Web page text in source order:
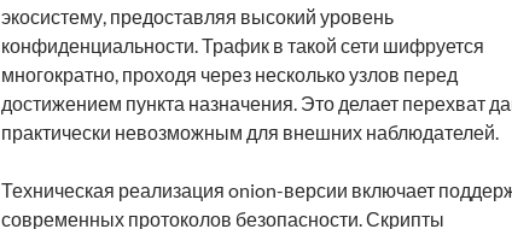
экосистему, предоставляя высокий уровень
конфиденциальности. Трафик в такой сети шифруется
многократно, проходя через несколько узлов перед
достижением пункта назначения. Это делает перехват
практически невозможным для внешних наблюдателей.
Техническая реализация onion-версии включает
современных протоколов безопасности. Скрипты